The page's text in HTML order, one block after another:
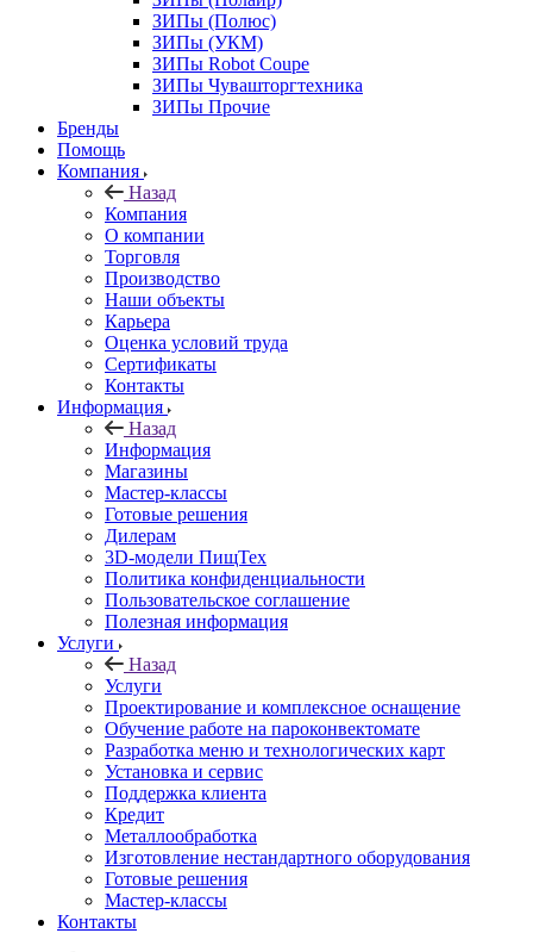
ЗИПы (Полюс)
ЗИПы (УКМ)
ЗИПы Robot Coupe
ЗИПы Чувашторгтехника
ЗИПы Прочие
Бренды
Помощь
Компания
Назад
Компания
О компании
Торговля
Производство
Наши объекты
Карьера
Оценка условий труда
Сертификаты
Контакты
Информация
Назад
Информация
Магазины
Мастер-классы
Готовые решения
Дилерам
3D-модели ПищТех
Политика конфиденциальности
Пользовательское соглашение
Полезная информация
Услуги
Назад
Услуги
Проектирование и комплексное оснащение
Обучение работе на пароконвектомате
Разработка меню и технологических карт
Установка и сервис
Поддержка клиента
Кредит
Металлообработка
Изготовление нестандартного оборудования
Готовые решения
Мастер-классы
Контакты